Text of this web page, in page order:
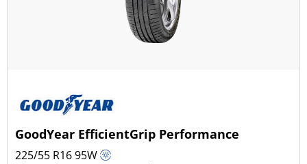
GoodYear EfficientGrip Performance
225/55 R1695W